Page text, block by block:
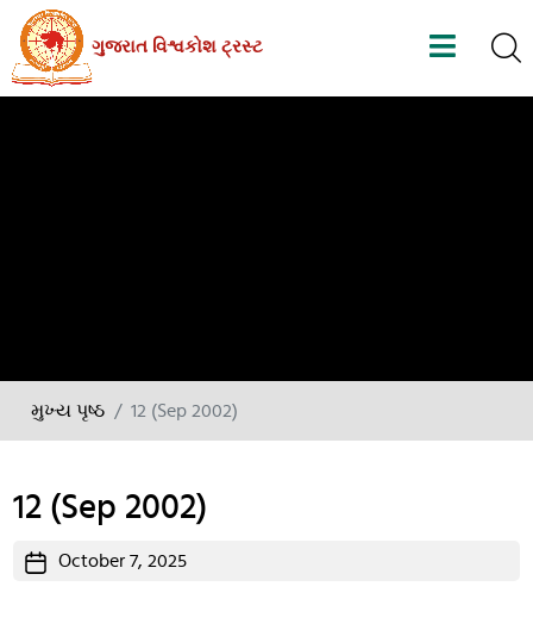
Skip
the
ગુજરાત વિશ્વકોશ ટ્રસ્ટ
મુખ્ય પૃષ્ઠ 12 (Sep 2002)
12 (Sep 2002)
PostOctober 7, 2025